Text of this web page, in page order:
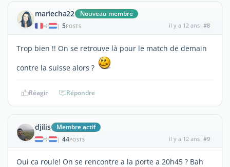
mariecha22 Nouveau membre
| 5POSTS il y a 12 ans #8
Trop bien !! On se retrouve là pour le match de demain
contre la suisse alors ?
Réagir Répondre
djilis Membre actif
| 44POSTS il y a 12 ans #9
Oui ca roule! On se rencontre a la porte a 20h45 ? Bah